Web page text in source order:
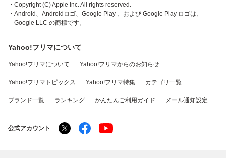
・Copyright (C) Apple Inc. All rights reserved.
・Android、Androidロゴ、Google Play 、および Google Play ロゴは、
Google LLC の商標です。
Yahoo!フリマについて
Yahoo!フリマについて Yahoo!フリマからのお知らせ
Yahoo!フリマトピックス Yahoo!フリマ特集 カテゴリ一覧
ブランド一覧 ランキング かんたんご利用ガイド メール通知設定
公式アカウント